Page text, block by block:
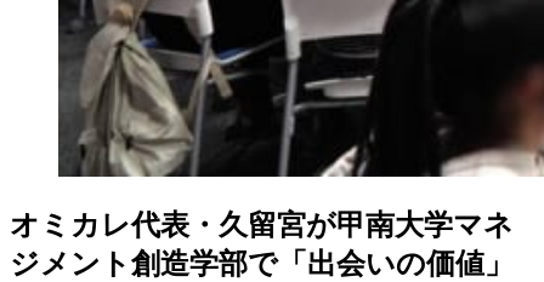
オミカレ代表・久留宮が甲南大学マネ
ジメント創造学部で「出会いの価値」